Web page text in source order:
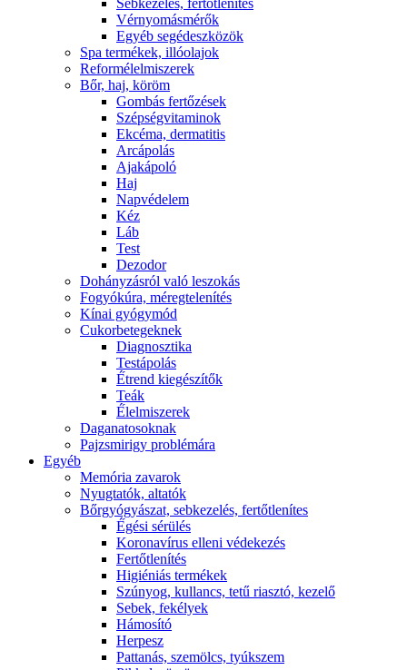
Sebkezelés, fertőtlenítés
Vérnyomásmérők
Egyéb segédeszközök
Spa termékek, illóolajok
Reformélelmiszerek
Bőr, haj, köröm
Gombás fertőzések
Szépségvitaminok
Ekcéma, dermatitis
Arcápolás
Ajakápoló
Haj
Napvédelem
Kéz
Láb
Test
Dezodor
Dohányzásról való leszokás
Fogyókúra, méregtelenítés
Kínai gyógymód
Cukorbetegeknek
Diagnosztika
Testápolás
É́trend kiegészítők
Teák
É́lelmiszerek
Daganatosoknak
Pajzsmirigy problémára
Egyéb
Memória zavarok
Nyugtatók, altatók
Bőrgyógyászat, sebkezelés, fertőtlenítes
É́gési sérülés
Koronavírus elleni védekezés
Fertőtlenítés
Higiéniás termékek
Szúnyog, kullancs, tetű riasztó, kezelő
Sebek, fekélyek
Hámosító
Herpesz
Pattanás, szemölcs, tyúkszem